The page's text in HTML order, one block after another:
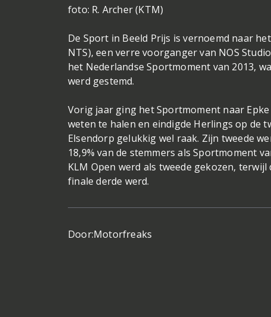
foto: R. Archer (KTM)
De Sport in Beeld Prijs is vernoemd naar
NTS), een verre voorganger van NOS
het Nederlandse Sportmoment van 2013,
werd gestemd.
Vorig jaar ging het Sportmoment naar
weten te halen en eindigde Herlings op de
Elsendorp gelukkig wel raak. Zijn tweede
18,9% van de stemmers als Sportmoment
KLM Open werd als tweede gekozen,
finale derde werd.
Door:Motorfreaks